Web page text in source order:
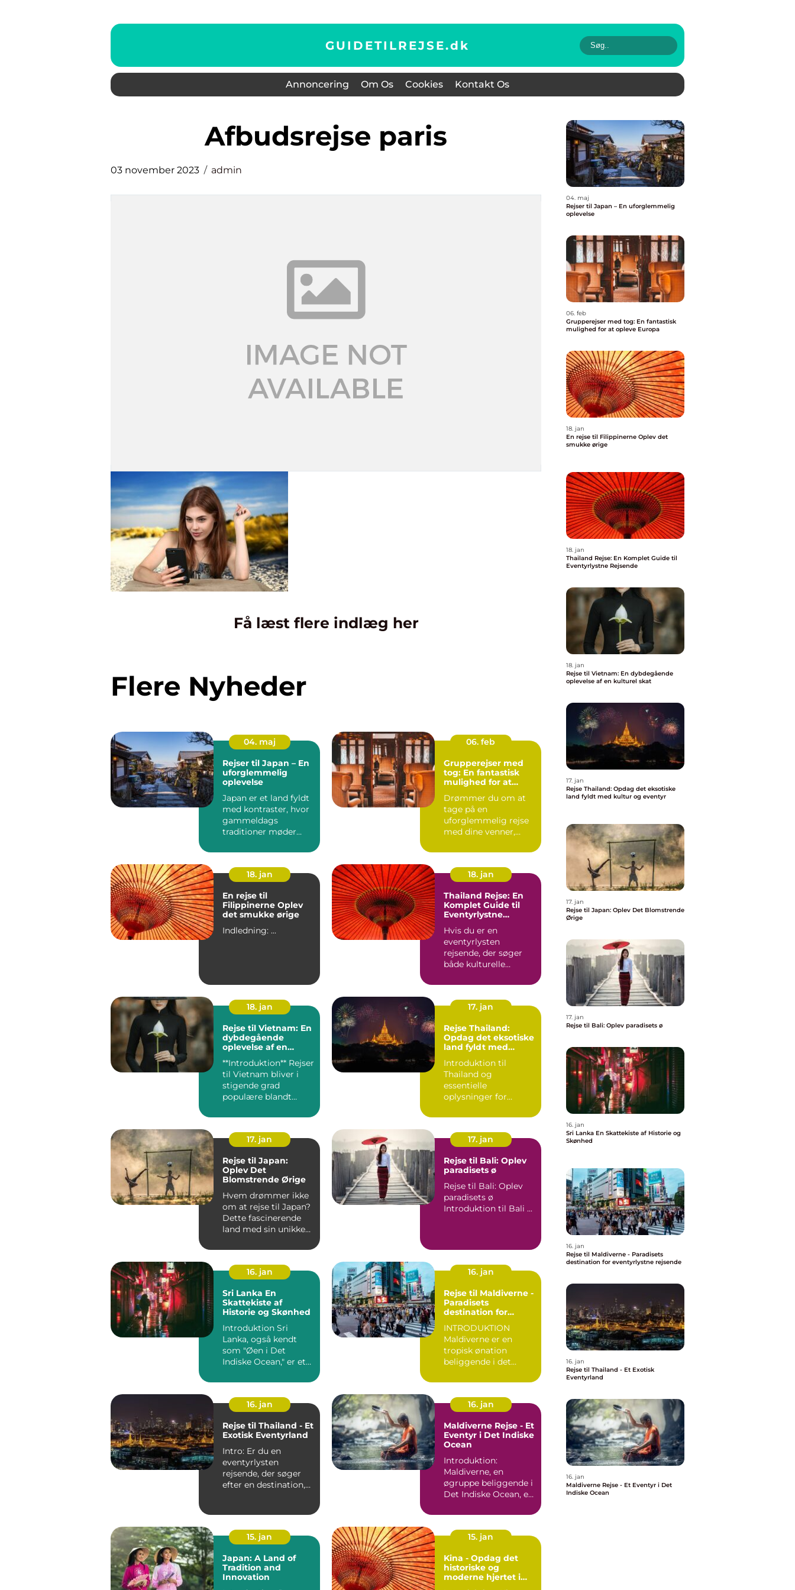
GUIDETILREJSE.dk
Annoncering Om Os Cookies Kontakt Os
afbudsrejse paris
03 november 2023 admin
Få læst flere indlæg her
Flere Nyheder
04. maj
Rejser til Japan – En
uforglemmelig
oplevelse
Japan er et land fyldt
med kontraster, hvor
gammeldags
traditioner møder
06. feb
Grupperejser med
tog: En fantastisk
mulighed for at
Drømmer du om at
tage på en
uforglemmelig rejse
med dine venner,
18. jan
En rejse til
Filippinerne Oplev
det smukke ørige
Indledning: ...
18. jan
Thailand Rejse: En
Komplet Guide til
Eventyrlystne
Hvis du er en
eventyrlysten
rejsende, der søger
både kulturelle
strande og enestå...
18. jan
Rejse til Vietnam: En
dybdegående
oplevelse af en
**Introduktion** Rejser
til Vietnam bliver i
stigende grad
populære blandt
efter u...
17. jan
Rejse Thailand:
Opdag det eksotiske
land fyldt med
Introduktion til
Thailand og
essentielle
oplysninger for
også kendt som
"Landet ...
17. jan
Rejse til Japan:
Oplev Det
Blomstrende Ørige
Hvem drømmer ikke
om at rejse til Japan?
Dette fascinerende
land med sin unikke
17. jan
Rejse til Bali: Oplev
paradisets ø
Rejse til Bali: Oplev
paradisets ø
Introduktion til Bali ...
16. jan
Sri Lanka En
Skattekiste af
Historie og Skønhed
Introduktion Sri
Lanka, også kendt
som "Øen i Det
Indiske Ocean," er et
storslået na...
16. jan
Rejse til Maldiverne -
Paradisets
destination for
rejsende
INTRODUKTION
Maldiverne er en
tropisk ønation
beliggende i det
kendt for sine b...
16. jan
Rejse til Thailand - Et
Exotisk Eventyrland
Intro: Er du en
eventyrlysten
rejsende, der søger
efter en destination,
16. jan
Maldiverne Rejse - Et
Eventyr i Det Indiske
Ocean
Introduktion:
Maldiverne, en
øgruppe beliggende i
Det Indiske Ocean, er
jorden....
15. jan
Japan: A Land of
Tradition and
Innovation
15. jan
Kina - Opdag det
historiske og
moderne hjertet i
04. maj
Rejser til Japan – En uforglemmelig
oplevelse
06. feb
Grupperejser med tog: En fantastisk
mulighed for at opleve Europa
18. jan
En rejse til Filippinerne Oplev det
smukke ørige
18. jan
Thailand Rejse: En Komplet Guide til
Eventyrlystne Rejsende
18. jan
Rejse til Vietnam: En dybdegående
oplevelse af en kulturel skat
17. jan
Rejse Thailand: Opdag det eksotiske
land fyldt med kultur og eventyr
17. jan
Rejse til Japan: Oplev Det Blomstrende
Ørige
17. jan
Rejse til Bali: Oplev paradisets ø
16. jan
Sri Lanka En Skattekiste af Historie og
Skønhed
16. jan
Rejse til Maldiverne - Paradisets
destination for eventyrlystne rejsende
16. jan
Rejse til Thailand - Et Exotisk
Eventyrland
16. jan
Maldiverne Rejse - Et Eventyr i Det
Indiske Ocean